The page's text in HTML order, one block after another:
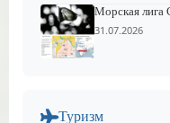
Морская лига
31.07.2026
Туризм